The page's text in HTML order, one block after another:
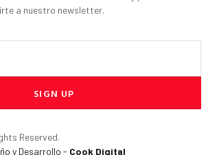
a nuestro newsletter.
SIGN UP
Reserved.
y Desarrollo - Cook Digital